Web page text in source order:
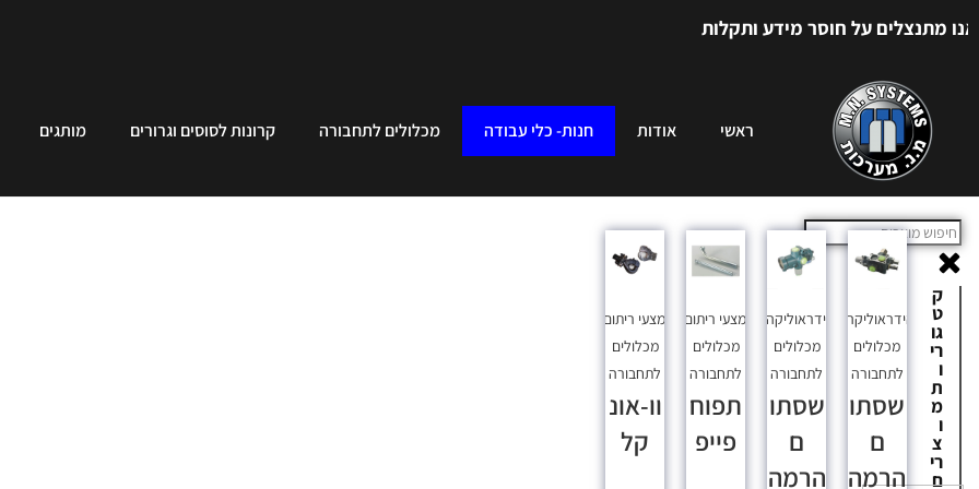
על חוסר מידע ותקלות
ראשי אודות חנות- כלי עבודה מכלולים לתחבורה קרונות לסוסים וגרורים מותגים
ק
ט
גו
רי
ו
ת
מ
ו
צ
רי
ם
הידראוליקה
מכלולים
לתחבורה
שסתו
ם
הרמה
הידראוליקה
מכלולים
לתחבורה
שסתו
ם
הרמה
אמצעי ריתום
מכלולים
לתחבורה
תפוח
פייפ
אמצעי ריתום
מכלולים
לתחבורה
וו-אונ
קל